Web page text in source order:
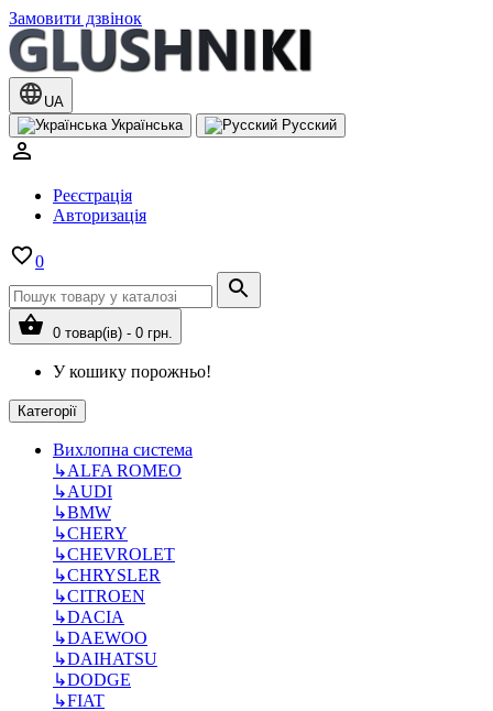
Замовити дзвінок
UA
Українська
Русский
Реєстрація
Авторизація
0
0 товар(ів) - 0 грн.
У кошику порожньо!
Категорії
Вихлопна система
↳ALFA ROMEO
↳AUDI
↳BMW
↳CHERY
↳CHEVROLET
↳CHRYSLER
↳CITROEN
↳DACIA
↳DAEWOO
↳DAIHATSU
↳DODGE
↳FIAT